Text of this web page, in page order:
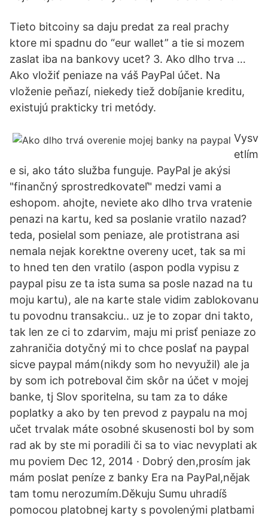
Tieto bitcoiny sa daju predat za real prachy
ktore mi spadnu do “eur wallet” a tie si mozem
zaslat iba na bankovy ucet? 3. Ako dlho trva …
Ako vložiť peniaze na váš PayPal účet. Na
vloženie peňazí, niekedy tiež dobíjanie kreditu,
existujú prakticky tri metódy.
Vysv
etlím
e si, ako táto služba funguje. PayPal je akýsi
"finančný sprostredkovateľ" medzi vami a
eshopom. ahojte, neviete ako dlho trva vratenie
penazi na kartu, ked sa poslanie vratilo nazad?
teda, posielal som peniaze, ale protistrana asi
nemala nejak korektne overeny ucet, tak sa mi
to hned ten den vratilo (aspon podla vypisu z
paypal pisu ze ta ista suma sa posle nazad na tu
moju kartu), ale na karte stale vidim zablokovanu
tu povodnu transakciu.. uz je to zopar dni takto,
tak len ze ci to zdarvim, maju mi prisť peniaze zo
zahraničia dotyčný mi to chce poslať na paypal
sicve paypal mám(nikdy som ho nevyužil) ale ja
by som ich potreboval čim skôr na účet v mojej
banke, tj Slov sporitelna, su tam za to dáke
poplatky a ako by ten prevod z paypalu na moj
učet trvalak máte osobné skusenosti bol by som
rad ak by ste mi poradili či sa to viac nevyplati ak
mu poviem Dec 12, 2014 · Dobrý den,prosím jak
mám poslat peníze z banky Era na PayPal,nějak
tam tomu nerozumím.Děkuju Sumu uhradíš
pomocou platobnej karty s povolenými platbami